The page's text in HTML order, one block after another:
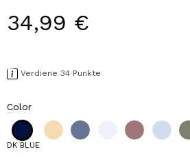
34,99 €
Verdiene 34 Punkte
Color
DK BLUE